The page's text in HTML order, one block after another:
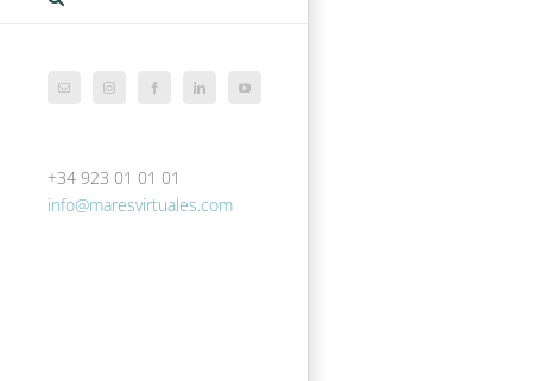
Correo
InstagramFacebookLinkedIn YouTube
+34 923 01 01 01
info@maresvirtuales.com